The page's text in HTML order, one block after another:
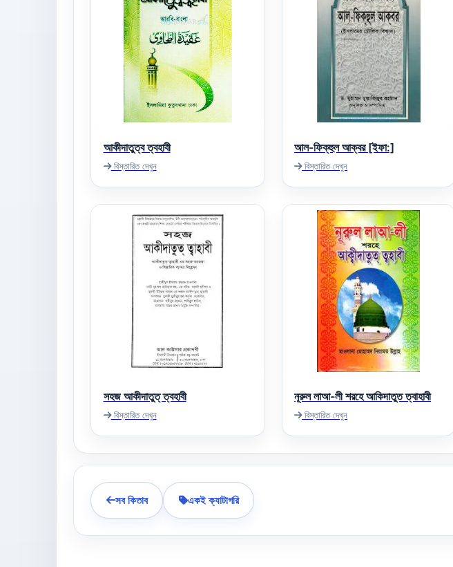
আকীদাতুত্ব ত্বহাবী
বিস্তারিত দেখুন
আল-ফিক্‌হুল আক্‌বর [ইফা:]
বিস্তারিত দেখুন
সহজ আকীদাতুত্ ‌ত্বহাবী
বিস্তারিত দেখুন
নূরুল লাআ-লী শরহে আকিদাতুত ত্বাহাবী
বিস্তারিত দেখুন
সব কিতাব একই ক্যাটাগরি